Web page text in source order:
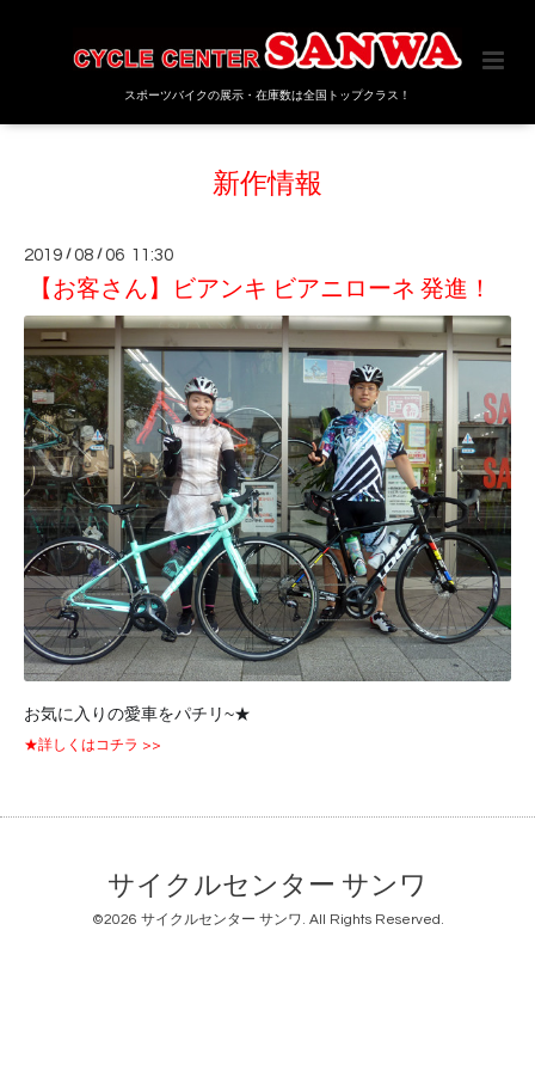
スポーツバイクの展示・在庫数は全国トップクラス！
新作情報
2019 /08 /06 11:30
【お客さん】ビアンキ ビアニローネ 発進！
お気に入りの愛車をパチリ~★
★詳しくはコチラ >>
サイクルセンター サンワ
©2026 サイクルセンター サンワ. All Rights Reserved.